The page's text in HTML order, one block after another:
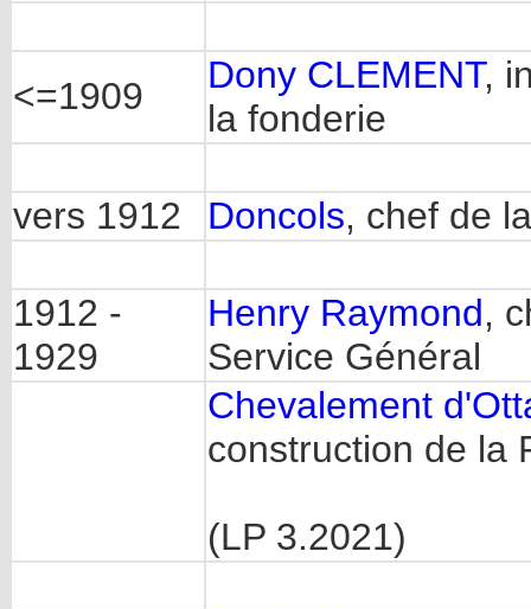
<=1909 Dony CLEMENT,
la fonderie
vers 1912 Doncols, chef de
1912 -
1929
Henry Raymond,
Service Général
Chevalement
construction de la
(LP 3.2021)